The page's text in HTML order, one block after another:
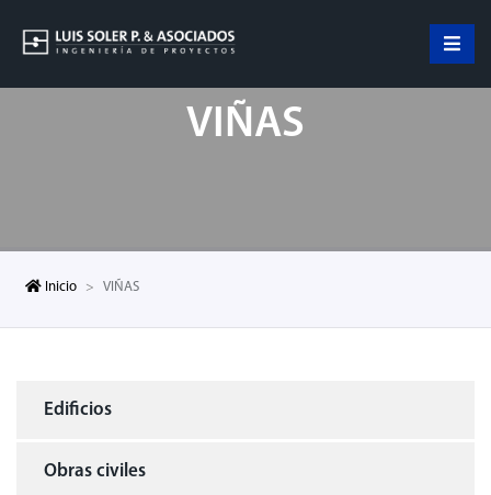
VIÑAS
Inicio VIÑAS
Edificios
Obras civiles